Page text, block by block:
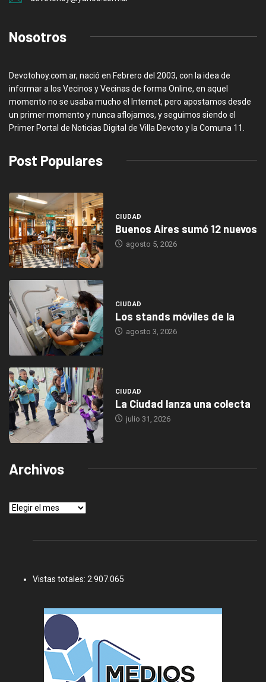
Nosotros
Devotohoy.com.ar, nació en Febrero del 2003, con la idea de
informar a los Vecinos y Vecinas de forma Online, en aquel
momento no se usaba mucho el Internet, pero apostamos desde
un primer momento y nunca aflojamos, y seguimos siendo el
Primer Portal de Noticias Digital de Villa Devoto y la Comuna 11.
Post Populares
CIUDAD
Buenos Aires sumó 12 nuevos
agosto 5, 2026
CIUDAD
Los stands móviles de la
agosto 3, 2026
CIUDAD
La Ciudad lanza una colecta
julio 31, 2026
Archivos
Archivos
Vistas totales: 2.907.065